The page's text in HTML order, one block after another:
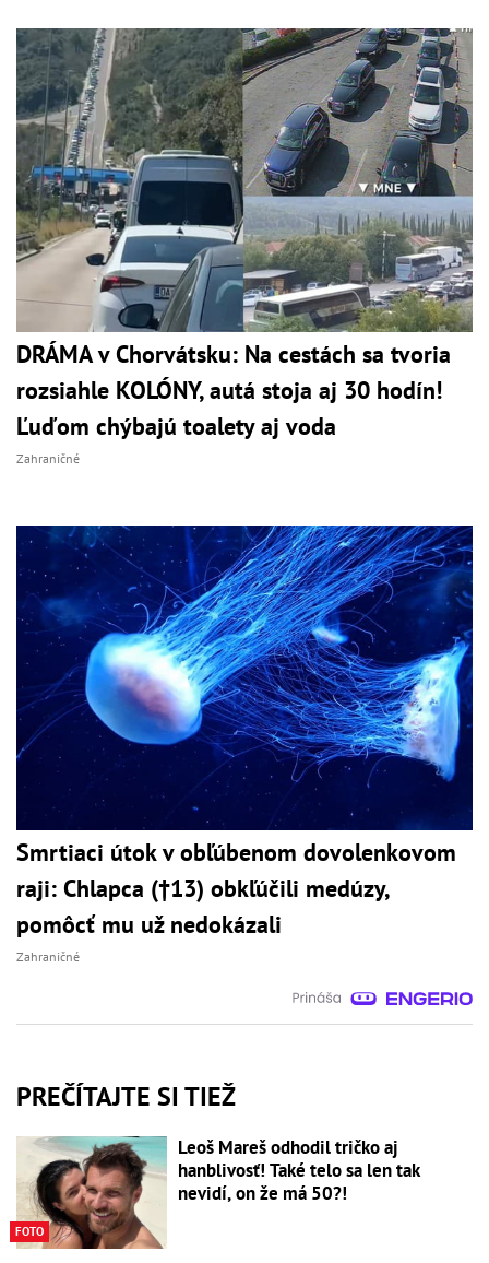
DRÁMA v Chorvátsku: Na cestách sa tvoria
rozsiahle KOLÓNY, autá stoja aj 30 hodín!
Ľuďom chýbajú toalety aj voda
Zahraničné
Smrtiaci útok v obľúbenom dovolenkovom
raji: Chlapca (†13) obkľúčili medúzy,
pomôcť mu už nedokázali
Zahraničné
PREČÍTAJTE SI TIEŽ
FOTO
Leoš Mareš odhodil tričko aj
hanblivosť! Také telo sa len tak
nevidí, on že má 50?!